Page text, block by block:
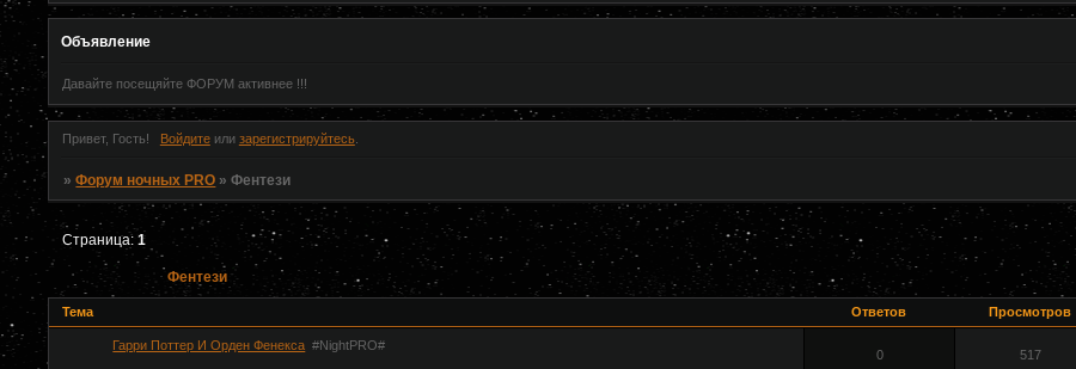
Объявление
Давайте посещяйте ФОРУМ активнее !!!
Привет, Гость! Войдитеили зарегистрируйтесь.
»Форум ночных PRO »Фентези
Фентези
Страница:1
Тема Ответов Просмотров
Гарри Поттер И Орден Фенекса #NightPRO#
0 517